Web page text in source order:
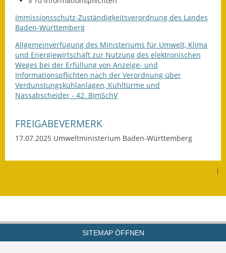
Immissionsschutz-Zuständigkeitsverordnung des Landes
Baden-Württemberg
Allgemeinverfügung des Ministeriums für Umwelt, Klima
und Energiewirtschaft zur Nutzung des elektronischen
Weges bei der Erfüllung von Anzeige- und
Informationspflichten nach der Verordnung über
Verdunstungskühlanlagen, Kühltürme und
Nassabscheider - 42. BImSchV
FREIGABEVERMERK
17.07.2025 Umweltministerium Baden-Württemberg
|
SITEMAP ÖFFNEN